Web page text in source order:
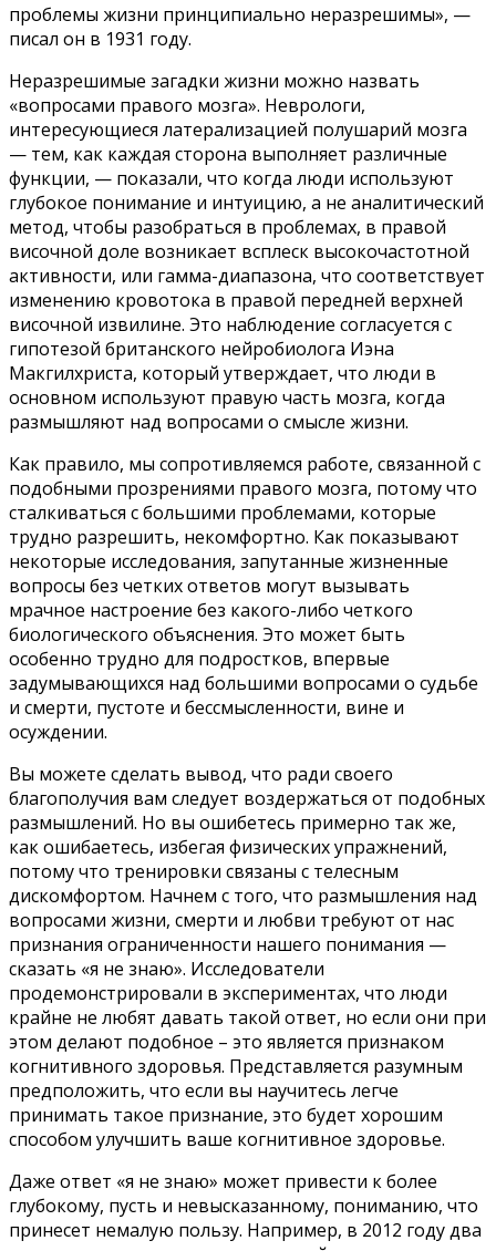
проблемы жизни принципиально неразрешимы», —
писал он в 1931 году.
Неразрешимые загадки жизни можно назвать
«вопросами правого мозга». Неврологи,
интересующиеся латерализацией полушарий мозга
— тем, как каждая сторона выполняет различные
функции, — показали, что когда люди используют
глубокое понимание и интуицию, а не аналитический
метод, чтобы разобраться в проблемах, в правой
височной доле возникает всплеск высокочастотной
активности, или гамма-диапазона, что соответствует
изменению кровотока в правой передней верхней
височной извилине. Это наблюдение согласуется с
гипотезой британского нейробиолога Иэна
Макгилхриста, который утверждает, что люди в
основном используют правую часть мозга, когда
размышляют над вопросами о смысле жизни.
Как правило, мы сопротивляемся работе, связанной с
подобными прозрениями правого мозга, потому что
сталкиваться с большими проблемами, которые
трудно разрешить, некомфортно. Как показывают
некоторые исследования, запутанные жизненные
вопросы без четких ответов могут вызывать
мрачное настроение без какого-либо четкого
биологического объяснения. Это может быть
особенно трудно для подростков, впервые
задумывающихся над большими вопросами о судьбе
и смерти, пустоте и бессмысленности, вине и
осуждении.
Вы можете сделать вывод, что ради своего
благополучия вам следует воздержаться от подобных
размышлений. Но вы ошибетесь примерно так же,
как ошибаетесь, избегая физических упражнений,
потому что тренировки связаны с телесным
дискомфортом. Начнем с того, что размышления над
вопросами жизни, смерти и любви требуют от нас
признания ограниченности нашего понимания —
сказать «я не знаю». Исследователи
продемонстрировали в экспериментах, что люди
крайне не любят давать такой ответ, но если они при
этом делают подобное – это является признаком
когнитивного здоровья. Представляется разумным
предположить, что если вы научитесь легче
принимать такое признание, это будет хорошим
способом улучшить ваше когнитивное здоровье.
Даже ответ «я не знаю» может привести к более
глубокому, пусть и невысказанному, пониманию, что
принесет немалую пользу. Например, в 2012 году два